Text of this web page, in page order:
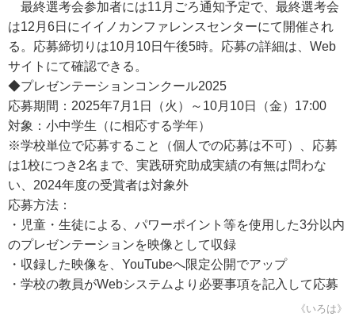
最終選考会参加者には11月ごろ通知予定で、最終選考会
は12月6日にイイノカンファレンスセンターにて開催され
る。応募締切りは10月10日午後5時。応募の詳細は、Web
サイトにて確認できる。
◆プレゼンテーションコンクール2025
応募期間：2025年7月1日（火）～10月10日（金）17:00
対象：小中学生（に相応する学年）
※学校単位で応募すること（個人での応募は不可）、応募
は1校につき2名まで、実践研究助成実績の有無は問わな
い、2024年度の受賞者は対象外
応募方法：
・児童・生徒による、パワーポイント等を使用した3分以内
のプレゼンテーションを映像として収録
・収録した映像を、YouTubeへ限定公開でアップ
・学校の教員がWebシステムより必要事項を記入して応募
《いろは》